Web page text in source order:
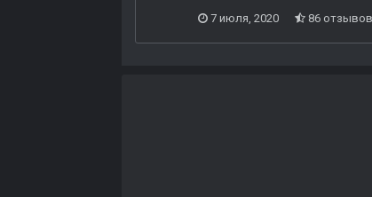
7 июля, 2020 86 отзывов